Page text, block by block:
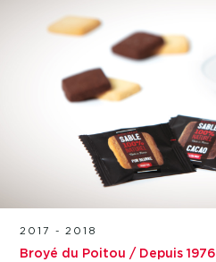
2017 - 2018
Broyé du Poitou / Depuis 1976